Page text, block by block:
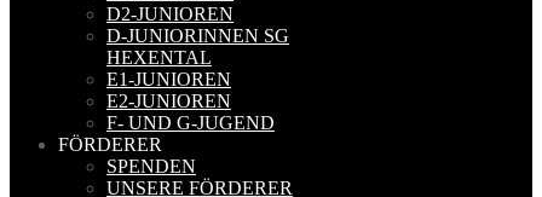
D2-JUNIOREN
D-JUNIORINNEN SG
HEXENTAL
E1-JUNIOREN
E2-JUNIOREN
F- UND G-JUGEND
FÖRDERER
SPENDEN
UNSERE FÖRDERER